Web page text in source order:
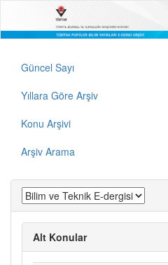
Güncel Sayı
Yıllara Göre Arşiv
Konu Arşivi
Arşiv Arama
Alt Konular